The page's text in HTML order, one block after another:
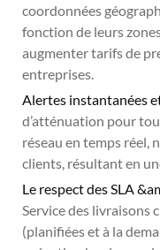
coordonnées
fonction de leurs
augmenter tarifs de
entreprises.
Alertes instantanées
d’atténuation pour
réseau en temps réel,
clients, résultant en
Le respect des SLA
Service des livraisons
(planifiées et à la